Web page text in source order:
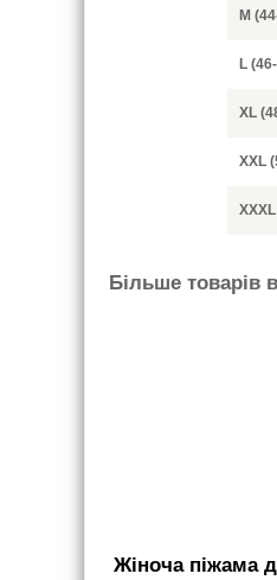
M
L
XL
XXL
Бiльше товарiв
Жіноча піжама